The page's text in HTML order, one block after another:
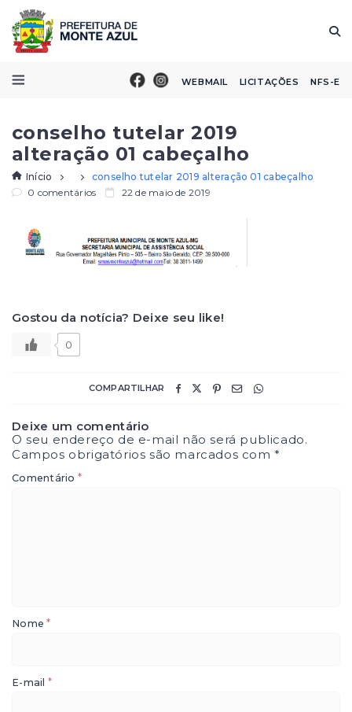
WEBMAIL LICITAÇÕES NFS-E
conselho tutelar 2019
alteração 01 cabeçalho
Início
conselho tutelar 2019 alteração 01 cabeçalho
0 comentários
22 de maio de 2019
Gostou da notícia? Deixe seu like!
0
COMPARTILHAR
Deixe um comentário
O seu endereço de e-mail não será publicado.
Campos obrigatórios são marcados com*
Comentário *
Nome*
E-mail *